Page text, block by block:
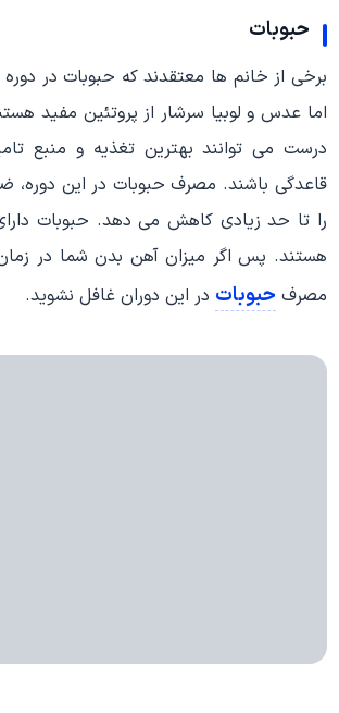
حبوبات
برخی از خانم ها معتقدند که حبوبات در
اما عدس و لوبیا سرشار از پروتئین مفید
درست می توانند بهترین تغذیه و منبع
قاعدگی باشند. مصرف حبوبات در این
را تا حد زیادی کاهش می دهد. حبوبات
هستند. پس اگر میزان آهن بدن شما در
مصرف حبوبات در این دوران غافل نشوید.